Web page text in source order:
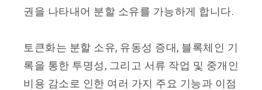
권을 나타내어 분할 소유를 가능하게 합니다.
토큰화는 분할 소유, 유동성 증대, 블록체인 기
록을 통한 투명성, 그리고 서류 작업 및 중개인
비용 감소로 인한 여러 가지 주요 기능과 이점